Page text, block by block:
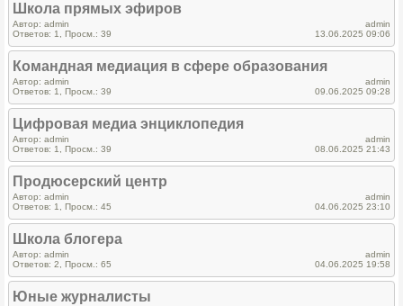
Школа прямых эфиров
Автор: admin
Ответов: 1, Просм.: 39
admin
13.06.2025 09:06
Командная медиация в сфере образования
Автор: admin
Ответов: 1, Просм.: 39
admin
09.06.2025 09:28
Цифровая медиа энциклопедия
Автор: admin
Ответов: 1, Просм.: 39
admin
08.06.2025 21:43
Продюсерский центр
Автор: admin
Ответов: 1, Просм.: 45
admin
04.06.2025 23:10
Школа блогера
Автор: admin
Ответов: 2, Просм.: 65
admin
04.06.2025 19:58
Юные журналисты